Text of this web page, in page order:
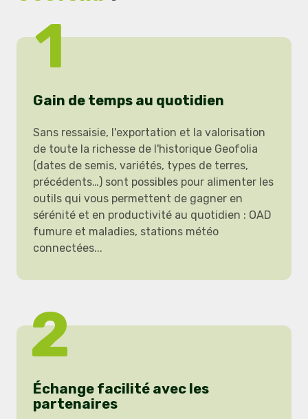
1
Gain de temps au quotidien
Sans ressaisie, l'exportation et la valorisation
de toute la richesse de l'historique Geofolia
(dates de semis, variétés, types de terres,
précédents…) sont possibles pour alimenter les
outils qui vous permettent de gagner en
sérénité et en productivité au quotidien : OAD
fumure et maladies, stations météo
connectées...
2
Échange facilité avec les
partenaires